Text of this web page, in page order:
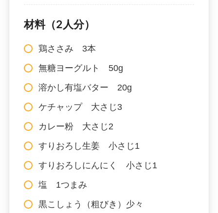
材料（2人分）
鶏ささみ 3本
無糖ヨーグルト 50g
溶かし有塩バター 20g
ケチャップ 大さじ3
カレー粉 大さじ2
すりおろし生姜 小さじ1
すりおろしにんにく 小さじ1
塩 1つまみ
黒こしょう（粗びき）少々